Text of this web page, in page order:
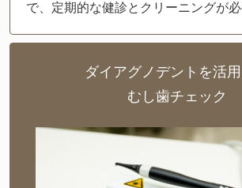
で、定期的な健診とクリーニングが必
ダイアグノデントを活
むし歯チェック